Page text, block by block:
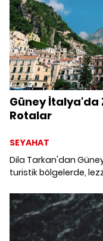
Güney İtalya'da
Rotalar
SEYAHAT
Dila Tarkan'dan Güney
turistik bölgelerde,